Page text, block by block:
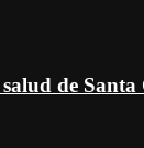
salud de